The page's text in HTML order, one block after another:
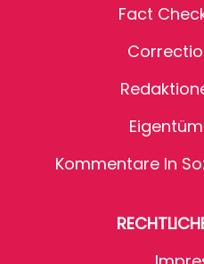
Fact
Kommentare In